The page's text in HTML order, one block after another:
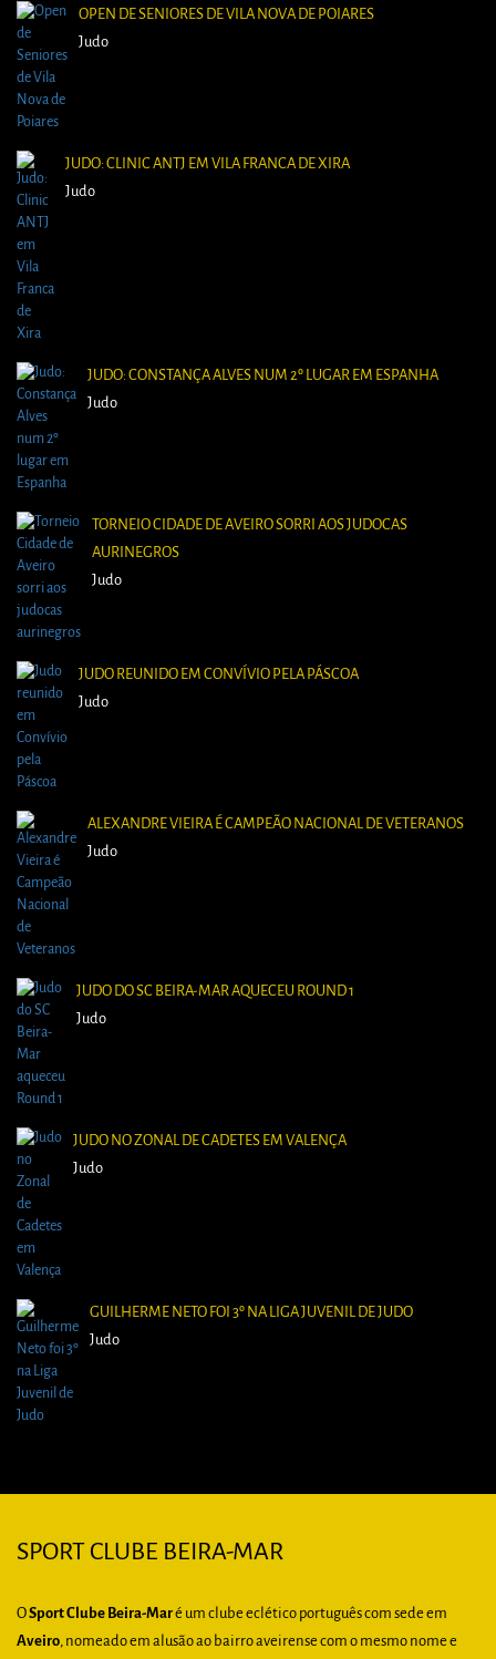
OPEN DE SENIORES DE VILA NOVA DE POIARES
Judo
JUDO: CLINIC ANTJ EM VILA FRANCA DE XIRA
Judo
JUDO: CONSTANÇA ALVES NUM 2º LUGAR EM ESPANHA
Judo
TORNEIO CIDADE DE AVEIRO SORRI AOS JUDOCAS
AURINEGROS
Judo
JUDO REUNIDO EM CONVÍVIO PELA PÁSCOA
Judo
ALEXANDRE VIEIRA É CAMPEÃO NACIONAL DE VETERANOS
Judo
JUDO DO SC BEIRA-MAR AQUECEU ROUND 1
Judo
JUDO NO ZONAL DE CADETES EM VALENÇA
Judo
GUILHERME NETO FOI 3º NA LIGA JUVENIL DE JUDO
Judo
SPORT CLUBE BEIRA-MAR
OSport Clube Beira-Maré um clube eclético português com sede em
Aveiro, nomeado em alusão ao bairro aveirense com o mesmo nome e